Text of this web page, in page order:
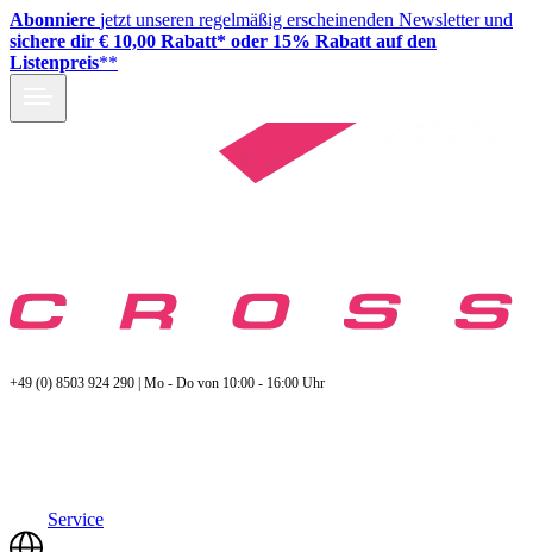
Abonniere jetzt unseren regelmäßig erscheinenden Newsletter und
sichere dir € 10,00 Rabatt* oder 15% Rabatt auf den
Listenpreis**
+49 (0) 8503 924 290 | Mo - Do von 10:00 - 16:00 Uhr
Service